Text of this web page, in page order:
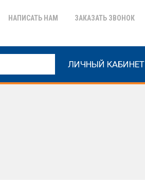
НАПИСАТЬ НАМ ЗАКАЗАТЬ ЗВОНОК
ЛИЧНЫЙ КАБИНЕТ